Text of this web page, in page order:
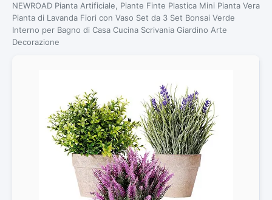
NEWROAD Pianta Artificiale, Piante Finte Plastica Mini Pianta Vera
Pianta di Lavanda Fiori con Vaso Set da 3 Set Bonsai Verde
Interno per Bagno di Casa Cucina Scrivania Giardino Arte
Decorazione